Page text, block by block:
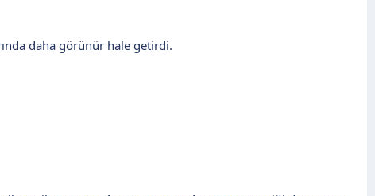
daha görünür hale getirdi.